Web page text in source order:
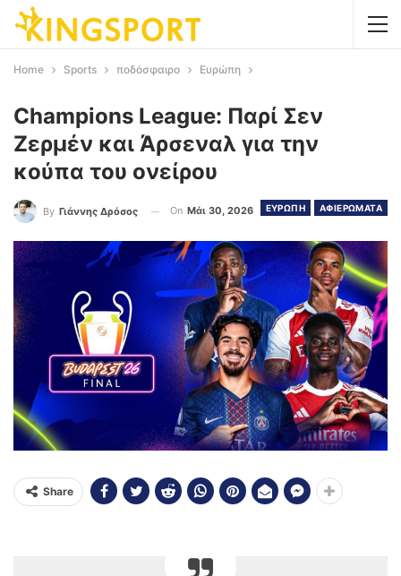
Home Sports ποδόσφαιρο Ευρώπη
Champions League: Παρί Σεν
Ζερμέν και Άρσεναλ για την
κούπα του ονείρου
ΕΥΡΩΠΗ ΑΦΙΕΡΩΜΑΤΑ
By Γιάννης Δρόσος On Μάι 30, 2026
Share